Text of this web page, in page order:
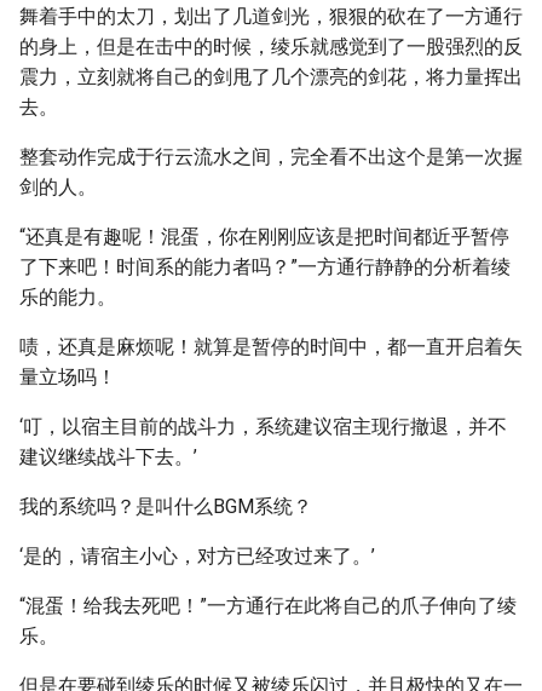
舞着手中的太刀，划出了几道剑光，狠狠的砍在了一方通行
的身上，但是在击中的时候，绫乐就感觉到了一股强烈的反
震力，立刻就将自己的剑甩了几个漂亮的剑花，将力量挥出
去。
整套动作完成于行云流水之间，完全看不出这个是第一次握
剑的人。
“还真是有趣呢！混蛋，你在刚刚应该是把时间都近乎暂停
了下来吧！时间系的能力者吗？”一方通行静静的分析着绫
乐的能力。
啧，还真是麻烦呢！就算是暂停的时间中，都一直开启着矢
量立场吗！
‘叮，以宿主目前的战斗力，系统建议宿主现行撤退，并不
建议继续战斗下去。’
我的系统吗？是叫什么BGM系统？
‘是的，请宿主小心，对方已经攻过来了。’
“混蛋！给我去死吧！”一方通行在此将自己的爪子伸向了绫
乐。
但是在要碰到绫乐的时候又被绫乐闪过，并且极快的又在一